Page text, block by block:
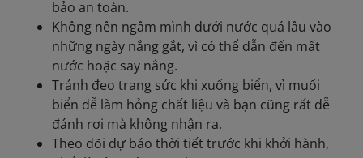
bảo an toàn.
Không nên ngâm mình dưới nước quá lâu vào
những ngày nắng gắt, vì có thể dẫn đến mất
nước hoặc say nắng.
Tránh đeo trang sức khi xuống biển, vì muối
biển dễ làm hỏng chất liệu và bạn cũng rất dễ
đánh rơi mà không nhận ra.
Theo dõi dự báo thời tiết trước khi khởi hành,